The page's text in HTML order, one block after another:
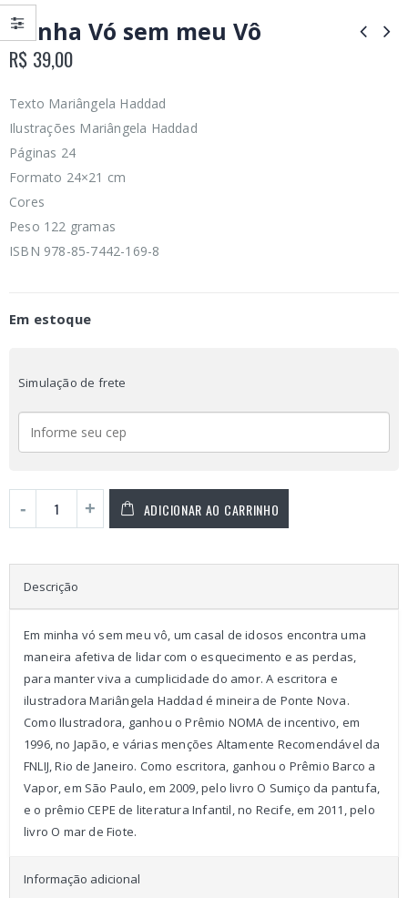
Minha Vó sem meu Vô
R$ 39,00
Texto Mariângela Haddad
Ilustrações Mariângela Haddad
Páginas 24
Formato 24×21 cm
Cores
Peso 122 gramas
ISBN 978-85-7442-169-8
Em estoque
Simulação de frete
ADICIONAR AO CARRINHO
Descrição
Em minha vó sem meu vô, um casal de idosos encontra uma
maneira afetiva de lidar com o esquecimento e as perdas,
para manter viva a cumplicidade do amor. A escritora e
ilustradora Mariângela Haddad é mineira de Ponte Nova.
Como Ilustradora, ganhou o Prêmio NOMA de incentivo, em
1996, no Japão, e várias menções Altamente Recomendável da
FNLIJ, Rio de Janeiro. Como escritora, ganhou o Prêmio Barco a
Vapor, em São Paulo, em 2009, pelo livro O Sumiço da pantufa,
e o prêmio CEPE de literatura Infantil, no Recife, em 2011, pelo
livro O mar de Fiote.
Informação adicional